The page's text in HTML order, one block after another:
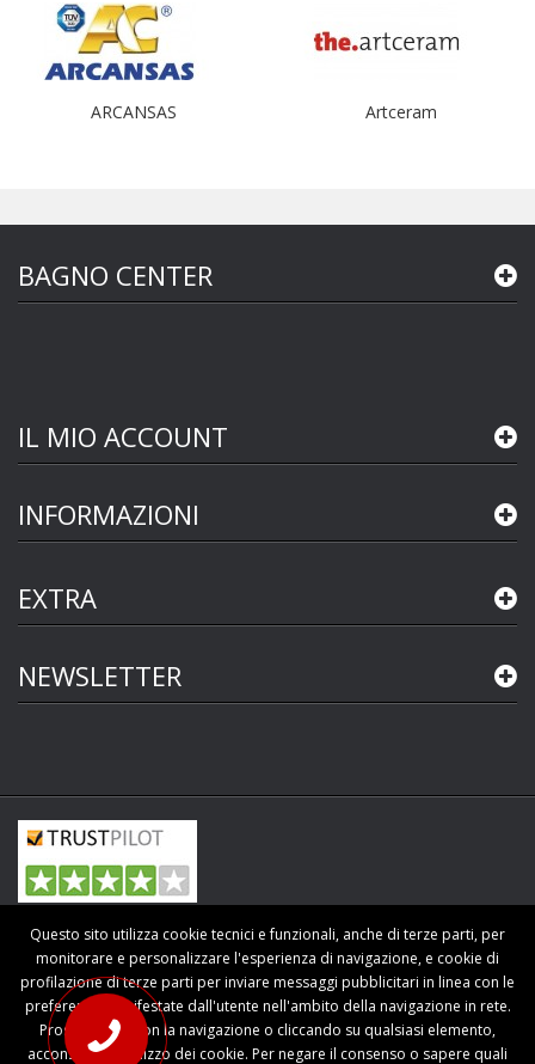
Questo sito utilizza cookie tecnici e funzionali, anche di terze parti, per
monitorare e personalizzare l'esperienza di navigazione, e cookie di
profilazione di terze parti per inviare messaggi pubblicitari in linea con le
preferenze manifestate dall'utente nell'ambito della navigazione in rete.
Proseguendo con la navigazione o cliccando su qualsiasi elemento,
acconsenti all'utilizzo dei cookie. Per negare il consenso o sapere quali
ARCANSAS Artceram
BAGNO CENTER
IL MIO ACCOUNT
INFORMAZIONI
EXTRA
NEWSLETTER
Tutti i diritti riservati.